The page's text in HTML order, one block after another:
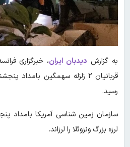
به گزارش دیدبان ایران
رسید.
سازمان زمین شناسی آمریکا بامداد
لرزه بزرگ ونزوئلا را لرزاند.